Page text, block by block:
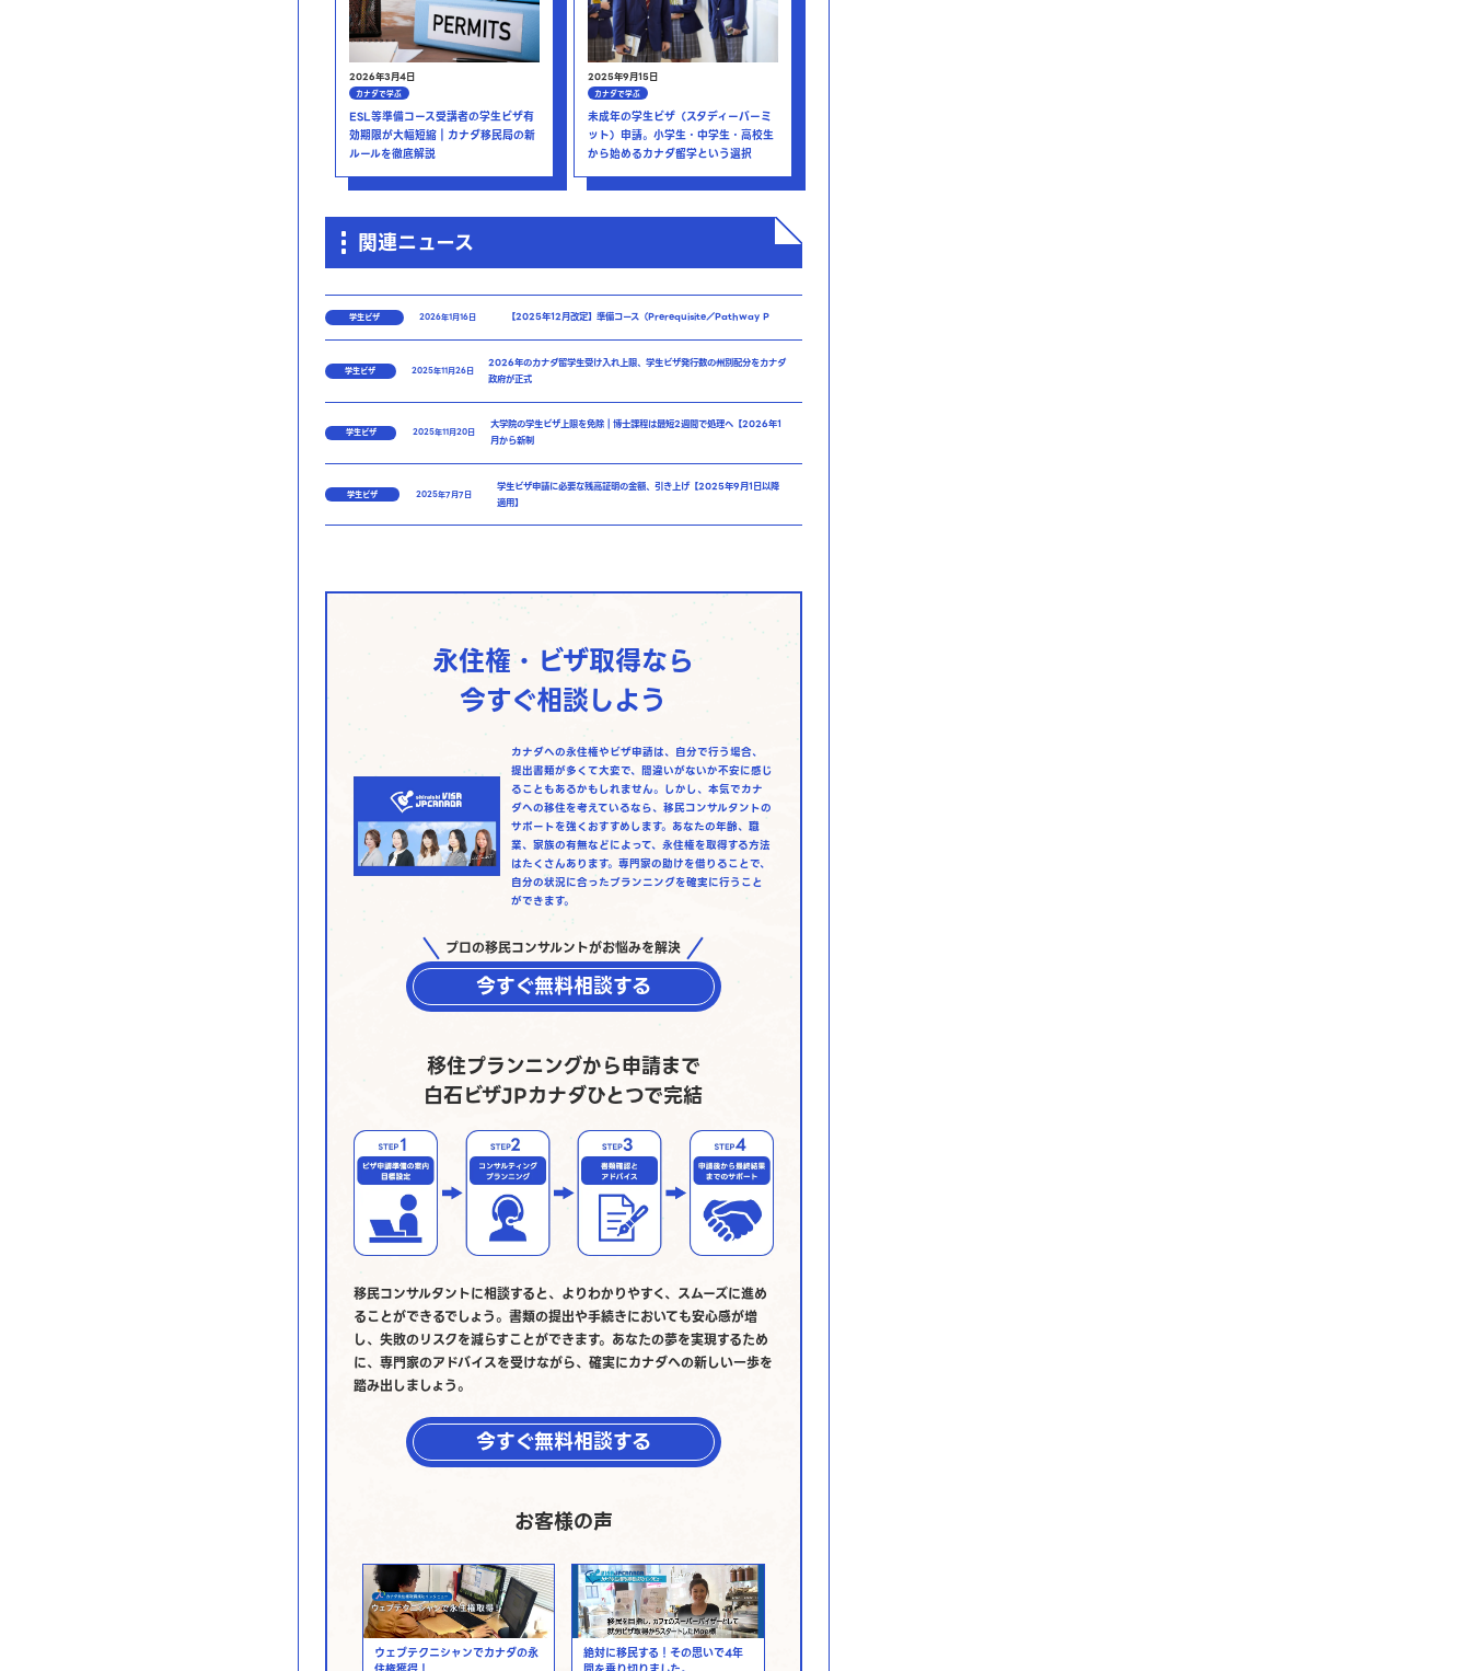
2026年3月4日
カナダで学ぶ
ESL等準備コース受講者の学生ビザ有
効期限が大幅短縮｜カナダ移民局の新
ルールを徹底解説
2025年9月15日
カナダで学ぶ
未成年の学生ビザ（スタディーパーミ
ット）申請。小学生・中学生・高校生
から始めるカナダ留学という選択
関連ニュース
学生ビザ 2026年1月16日 【2025年12月改定】準備コース（Prerequisite／Pathway P
学生ビザ 2025年11月26日
2026年のカナダ留学生受け入れ上限、学生ビザ発行数の州別配分をカナダ
政府が正式
学生ビザ 2025年11月20日
大学院の学生ビザ上限を免除｜博士課程は最短2週間で処理へ【2026年1
月から新制
学生ビザ 2025年7月7日
学生ビザ申請に必要な残高証明の金額、引き上げ【2025年9月1日以降
適用】
永住権・ビザ取得なら
今すぐ相談しよう
カナダへの永住権やビザ申請は、自分で行う場合、
提出書類が多くて大変で、間違いがないか不安に感じ
ることもあるかもしれません。しかし、本気でカナ
ダへの移住を考えているなら、移民コンサルタントの
サポートを強くおすすめします。あなたの年齢、職
業、家族の有無などによって、永住権を取得する方法
はたくさんあります。専門家の助けを借りることで、
自分の状況に合ったプランニングを確実に行うこと
ができます。
プロの移民コンサルントがお悩みを解決
今すぐ無料相談する
移住プランニングから申請まで
白石ビザJPカナダひとつで完結
移民コンサルタントに相談すると、よりわかりやすく、スムーズに進め
ることができるでしょう。書類の提出や手続きにおいても安心感が増
し、失敗のリスクを減らすことができます。あなたの夢を実現するため
に、専門家のアドバイスを受けながら、確実にカナダへの新しい一歩を
踏み出しましょう。
今すぐ無料相談する
お客様の声
ウェブテクニシャンでカナダの永
絶対に移民する！その思いで4年